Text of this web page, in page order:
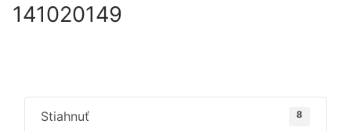
141020149
Stiahnuť 8